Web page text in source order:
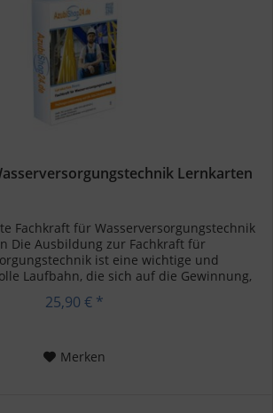
Lernkarten
Fachkraft für Wasserversorgungstechnik
Die Ausbildung zur Fachkraft für
ist eine wichtige und
Laufbahn, die sich auf die Gewinnung,
und Verteilung...
25,90 € *
Merken